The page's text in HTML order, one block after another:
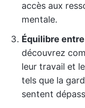
accès aux
mentale.
Équilibre
découvrez
leur travail et
tels que la
sentent